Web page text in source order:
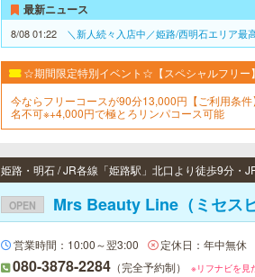
最新ニュース
8/08 01:22 ＼新人続々入店中／姫路/西明石エリア最
☆期間限定特別イベント☆【スペシャルフリー】
今ならフリーコースが90分13,000円【ご利用条
名不可※+4,000円で極とろリンパコース可能
姫路・明石 / JR各線「姫路駅」北口より徒歩9分・
OPEN Mrs Beauty Line（ミセス
営業時間：10:00～翌3:00 定休日：年中無休
080-3878-2284 （完全予約制） ※リフナビを見